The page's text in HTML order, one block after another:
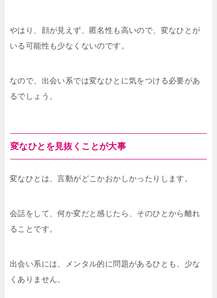
やはり、顔が見えず、匿名性も高いので、変なひとが
いる可能性も少なくないのです。
なので、出会い系では変なひとに気をつける必要があ
るでしょう。
変なひとを見抜くことが大事
変なひとは、言動がどこかおかしかったりします。
会話をして、何か変だと感じたら、そのひとから離れ
ることです。
出会い系には、メンタル的に問題があるひとも、少な
くありません。